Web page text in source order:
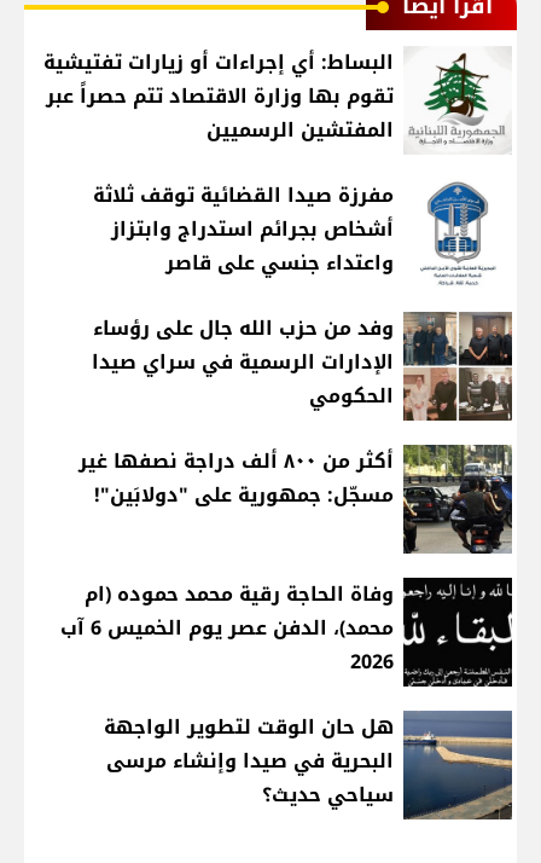
البساط: أي إجراءات أو زيارات تفتيشية
تقوم بها وزارة الاقتصاد تتم حصراً عبر
المفتشين الرسميين
مفرزة صيدا القضائية توقف ثلاثة
أشخاص بجرائم استدراج وابتزاز
واعتداء جنسي على قاصر
وفد من حزب الله جال على رؤساء
الإدارات الرسمية في سراي صيدا
الحكومي
أكثر من ٨٠٠ ألف دراجة نصفها غير
مسجّل: جمهورية على "دولابَين"!
وفاة الحاجة رقية محمد حموده (ام
محمد)، الدفن عصر يوم الخميس 6 آب
2026
هل حان الوقت لتطوير الواجهة
البحرية في صيدا وإنشاء مرسى
سياحي حديث؟